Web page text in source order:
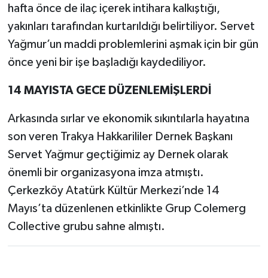
hafta önce de ilaç içerek intihara kalkıştığı,
yakınları tarafından kurtarıldığı belirtiliyor. Servet
Yağmur’un maddi problemlerini aşmak için bir gün
önce yeni bir işe başladığı kaydediliyor.
14 MAYISTA GECE DÜZENLEMİŞLERDİ
Arkasında sırlar ve ekonomik sıkıntılarla hayatına
son veren Trakya Hakkarililer Dernek Başkanı
Servet Yağmur geçtiğimiz ay Dernek olarak
önemli bir organizasyona imza atmıştı.
Çerkezköy Atatürk Kültür Merkezi’nde 14
Mayıs’ta düzenlenen etkinlikte Grup Colemerg
Collective grubu sahne almıştı.